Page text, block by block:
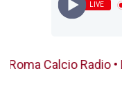
LIVE
Calcio Radio •